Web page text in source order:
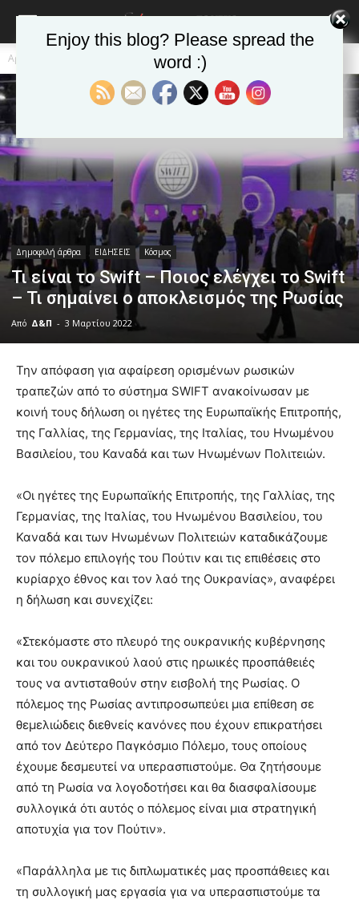
Αρχική
Δημοφιλή άρθρα ΕΙΔΗΣΕΙΣ Κόσμος
Τι είναι το Swift – Ποιος ελέγχει το Swift
– Τι σημαίνει ο αποκλεισμός της Ρωσίας
Από Δ&Π - 3 Μαρτίου 2022
lesbians
very
cam
show.desi
xxx
teaches
you
meaning
pain.
pornhun
porn
Την απόφαση για αφαίρεση ορισμένων ρωσικών
τραπεζών από το σύστημα SWIFT ανακοίνωσαν με
κοινή τους δήλωση οι ηγέτες της Ευρωπαϊκής Επιτροπής,
της Γαλλίας, της Γερμανίας, της Ιταλίας, του Ηνωμένου
Βασιλείου, του Καναδά και των Ηνωμένων Πολιτειών.
«Οι ηγέτες της Ευρωπαϊκής Επιτροπής, της Γαλλίας, της
Γερμανίας, της Ιταλίας, του Ηνωμένου Βασιλείου, του
Καναδά και των Ηνωμένων Πολιτειών καταδικάζουμε
τον πόλεμο επιλογής του Πούτιν και τις επιθέσεις στο
κυρίαρχο έθνος και τον λαό της Ουκρανίας», αναφέρει
η δήλωση και συνεχίζει:
«Στεκόμαστε στο πλευρό της ουκρανικής κυβέρνησης
και του ουκρανικού λαού στις ηρωικές προσπάθειές
τους να αντισταθούν στην εισβολή της Ρωσίας. Ο
πόλεμος της Ρωσίας αντιπροσωπεύει μια επίθεση σε
θεμελιώδεις διεθνείς κανόνες που έχουν επικρατήσει
από τον Δεύτερο Παγκόσμιο Πόλεμο, τους οποίους
έχουμε δεσμευτεί να υπερασπιστούμε. Θα ζητήσουμε
από τη Ρωσία να λογοδοτήσει και θα διασφαλίσουμε
συλλογικά ότι αυτός ο πόλεμος είναι μια στρατηγική
αποτυχία για τον Πούτιν».
«Παράλληλα με τις διπλωματικές μας προσπάθειες και
τη συλλογική μας εργασία για να υπερασπιστούμε τα
Enjoy this blog? Please spread the
word :)